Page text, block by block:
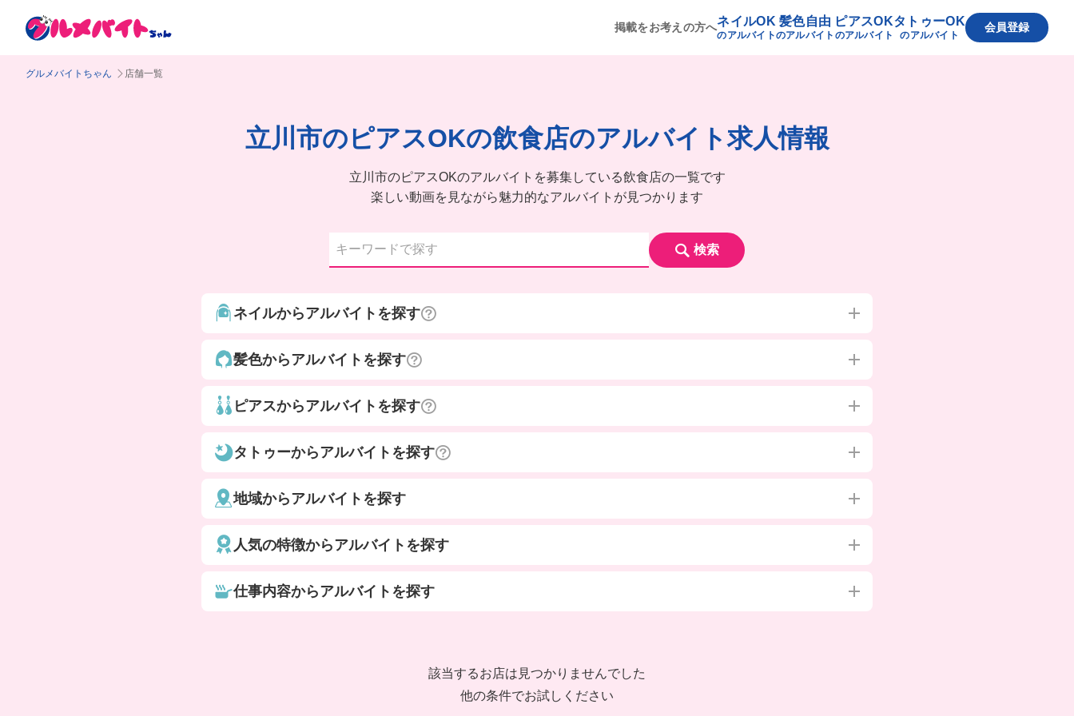
掲載をお考えの方へネイルOK
のアルバイト
髪色自由
のアルバイト
ピアスOK
のアルバイト
タトゥーOK
のアルバイト
会員登録
グルメバイトちゃん 店舗一覧
立川市のピアスOKの飲食店のアルバイト求人情報
立川市のピアスOKのアルバイトを募集している飲食店の一覧です
楽しい動画を見ながら魅力的なアルバイトが見つかります
検索
ネイルからアルバイトを探す
髪色からアルバイトを探す
ピアスからアルバイトを探す
タトゥーからアルバイトを探す
地域からアルバイトを探す
人気の特徴からアルバイトを探す
仕事内容からアルバイトを探す
該当するお店は見つかりませんでした
他の条件でお試しください